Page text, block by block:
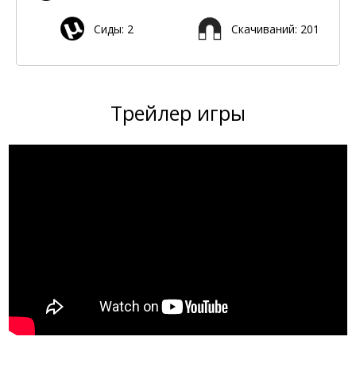
Сиды: 2 Скачиваний: 201
Трейлер игры